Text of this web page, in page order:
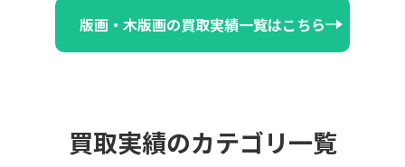
版画・木版画の買取実績一覧はこちら
買取実績のカテゴリ一覧